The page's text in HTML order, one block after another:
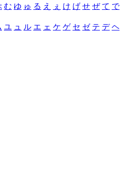
む ゆ ゅ る え ぇ け げ せ ぜ て で
ユ ュ ル エ ェ ケ ゲ セ ゼ テ デ ヘ